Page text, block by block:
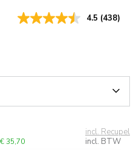
4.5 (438)
€ 35,70
incl. Recupel
incl. BTW